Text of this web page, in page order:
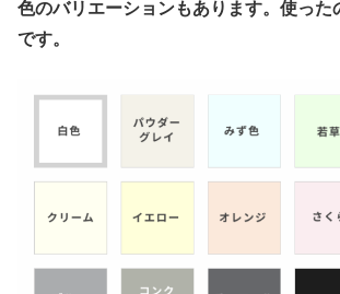
色のバリエーションもあります。使った
です。